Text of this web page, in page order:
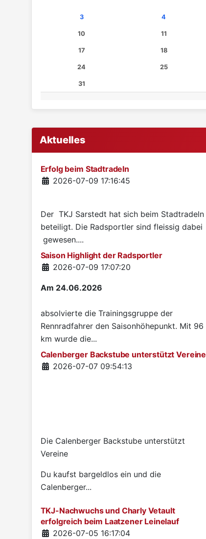
3 4
10 11
17 18
24 25
31
Aktuelles
Erfolg beim Stadtradeln
Details2026-07-09 17:16:45
Der TKJ Sarstedt hat sich beim Stadtradeln
beteiligt. Die Radsportler sind fleissig dabei
gewesen....
Saison Highlight der Radsportler
Details2026-07-09 17:07:20
Am 24.06.2026
absolvierte die Trainingsgruppe der
Rennradfahrer den Saisonhöhepunkt. Mit 96
km wurde die...
Calenberger Backstube unterstützt Vereine
Details2026-07-07 09:54:13
Die Calenberger Backstube unterstützt
Vereine
Du kaufst bargeldlos ein und die
Calenberger...
TKJ-Nachwuchs und Charly Vetault
erfolgreich beim Laatzener Leinelauf
Details2026-07-05 16:17:04